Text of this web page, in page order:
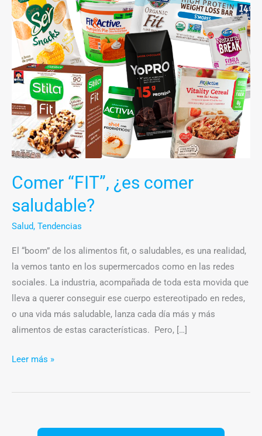
Comer “FIT”, ¿es comer
saludable?
Salud, Tendencias
El “boom” de los alimentos fit, o saludables, es una realidad,
la vemos tanto en los supermercados como en las redes
sociales. La industria, acompañada de toda esta movida que
lleva a querer conseguir ese cuerpo estereotipado en redes,
o una vida más saludable, lanza cada día más y más
alimentos de estas características. Pero, […]
“FIT”,
¿es
comer
saludable?
Leer más »